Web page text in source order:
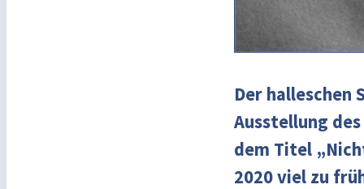
Der halleschen
Ausstellung
dem Titel
2020 viel zu